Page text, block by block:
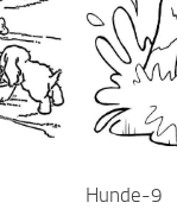
Hunde-9